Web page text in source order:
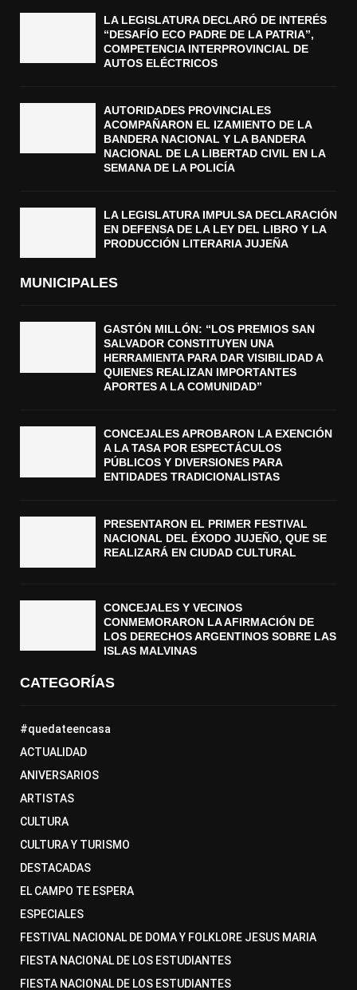
LA LEGISLATURA DECLARÓ DE INTERÉS
“DESAFÍO ECO PADRE DE LA PATRIA”,
COMPETENCIA INTERPROVINCIAL DE
AUTOS ELÉCTRICOS
AUTORIDADES PROVINCIALES
ACOMPAÑARON EL IZAMIENTO DE LA
BANDERA NACIONAL Y LA BANDERA
NACIONAL DE LA LIBERTAD CIVIL EN LA
SEMANA DE LA POLICÍA
LA LEGISLATURA IMPULSA DECLARACIÓN
EN DEFENSA DE LA LEY DEL LIBRO Y LA
PRODUCCIÓN LITERARIA JUJEÑA
MUNICIPALES
GASTÓN MILLÓN: “LOS PREMIOS SAN
SALVADOR CONSTITUYEN UNA
HERRAMIENTA PARA DAR VISIBILIDAD A
QUIENES REALIZAN IMPORTANTES
APORTES A LA COMUNIDAD”
CONCEJALES APROBARON LA EXENCIÓN
A LA TASA POR ESPECTÁCULOS
PÚBLICOS Y DIVERSIONES PARA
ENTIDADES TRADICIONALISTAS
PRESENTARON EL PRIMER FESTIVAL
NACIONAL DEL ÉXODO JUJEÑO, QUE SE
REALIZARÁ EN CIUDAD CULTURAL
CONCEJALES Y VECINOS
CONMEMORARON LA AFIRMACIÓN DE
LOS DERECHOS ARGENTINOS SOBRE LAS
ISLAS MALVINAS
CATEGORÍAS
#quedateencasa
ACTUALIDAD
ANIVERSARIOS
ARTISTAS
CULTURA
CULTURA Y TURISMO
DESTACADAS
EL CAMPO TE ESPERA
ESPECIALES
FESTIVAL NACIONAL DE DOMA Y FOLKLORE JESUS MARIA
FIESTA NACIONAL DE LOS ESTUDIANTES
FIESTA NACIONAL DE LOS ESTUDIANTES